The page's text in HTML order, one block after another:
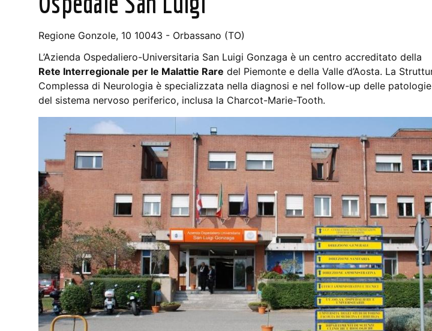
Regione Gonzole, 10 10043 - Orbassano (TO)
L’Azienda Ospedaliero-Universitaria San Luigi Gonzaga è un centro accreditato della
Rete Interregionale per le Malattie Rare del Piemonte e della Valle d’Aosta. La
Complessa di Neurologia è specializzata nella diagnosi e nel follow-up delle patologie
del sistema nervoso periferico, inclusa la Charcot-Marie-Tooth.